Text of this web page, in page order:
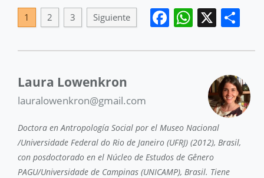
Facebook
X
1 2 3 Siguiente
Laura Lowenkron
lauralowenkron@gmail.com
Doctora en Antropología Social por el Museo Nacional
/Universidade Federal do Rio de Janeiro (UFRJ) (2012), Brasil,
con posdoctorado en el Núcleo de Estudos de Gênero
PAGU/Universidade de Campinas (UNICAMP), Brasil. Tiene